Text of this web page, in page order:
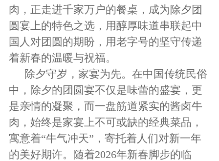
肉，正走进千家万户的餐桌，成为除夕团
圆宴上的特色之选，用醇厚味道串联起中
国人对团圆的期盼，用老字号的坚守传递
着新春的温暖与祝福。
除夕守岁，家宴为先。在中国传统民俗
中，除夕的团圆宴不仅是味蕾的盛宴，更
是亲情的凝聚，而一盘筋道紧实的酱卤牛
肉，始终是家宴上不可或缺的经典菜品，
寓意着“牛气冲天”，寄托着人们对新一年
的美好期许。随着2026年新春脚步的临